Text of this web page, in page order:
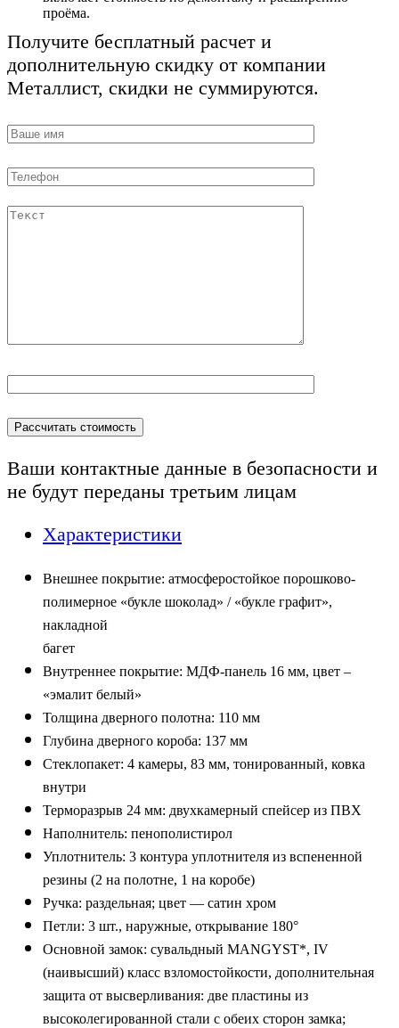
проёма.
Получите бесплатный расчет и
дополнительную скидку от компании
Металлист, скидки не суммируются.
Ваши контактные данные в безопасности и
не будут переданы третьим лицам
Характеристики
Внешнее покрытие: атмосферостойкое порошково-
полимерное «букле шоколад» / «букле графит»,
накладной
багет
Внутреннее покрытие: МДФ-панель 16 мм, цвет –
«эмалит белый»
Толщина дверного полотна: 110 мм
Глубина дверного короба: 137 мм
Стеклопакет: 4 камеры, 83 мм, тонированный, ковка
внутри
Терморазрыв 24 мм: двухкамерный спейсер из ПВХ
Наполнитель: пенополистирол
Уплотнитель: 3 контура уплотнителя из вспененной
резины (2 на полотне, 1 на коробе)
Ручка: раздельная; цвет — сатин хром
Петли: 3 шт., наружные, открывание 180°
Основной замок: сувальдный MANGYST*, IV
(наивысший) класс взломостойкости, дополнительная
защита от высверливания: две пластины из
высоколегированной стали с обеих сторон замка;